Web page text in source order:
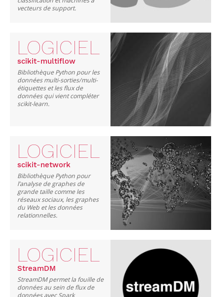
vecteurs de support.
LOGICIEL
scikit-multiflow
Bibliothèque Python pour les
données multi-sorties/multi-
étiquettes et les flux de
données qui vient compléter
scikit-learn.
LOGICIEL
scikit-network
Bibliothèque Python pour
l’analyse de graphes de
grande taille comme les
réseaux sociaux, les graphes
du Web et les données
relationnelles.
LOGICIEL
StreamDM
StreamDM permet la fouille de
données au sein de flux de
données avec Spark